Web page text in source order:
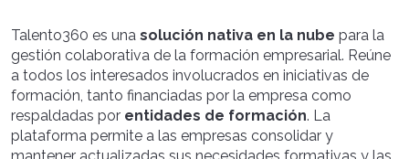
Talento360 es una solución nativa en la nube para la
gestión colaborativa de la formación empresarial. Reúne
a todos los interesados involucrados en iniciativas de
formación, tanto financiadas por la empresa como
respaldadas por entidades de formación. La
plataforma permite a las empresas consolidar y